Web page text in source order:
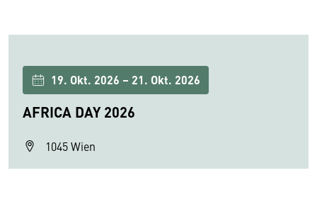
19. Okt. 2026 – 21. Okt. 2026
AFRICA DAY 2026
1045 Wien